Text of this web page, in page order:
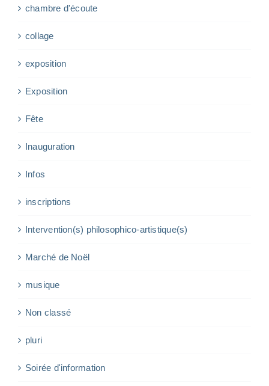
chambre d'écoute
collage
exposition
Exposition
Fête
Inauguration
Infos
inscriptions
Intervention(s) philosophico-artistique(s)
Marché de Noël
musique
Non classé
pluri
Soirée d'information